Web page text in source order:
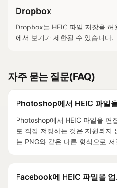
Dropbox
Dropbox는 HEIC 파일 저장을 허
에서 보기가 제한될 수 있습니다.
자주 묻는 질문(FAQ)
Photoshop에서 HEIC 파일
Photoshop에서 HEIC 파일을 편
로 직접 저장하는 것은 지원되지
는 PNG와 같은 다른 형식으로
Facebook에 HEIC 파일을